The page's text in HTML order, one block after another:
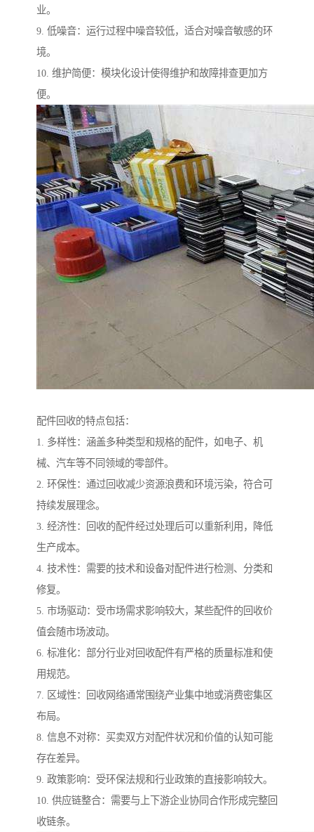
业。
9. 低噪音：运行过程中噪音较低，适合对噪音敏感的环
境。
10. 维护简便：模块化设计使得维护和故障排查更加方
便。
配件回收的特点包括：
1. 多样性：涵盖多种类型和规格的配件，如电子、机
械、汽车等不同领域的零部件。
2. 环保性：通过回收减少资源浪费和环境污染，符合可
持续发展理念。
3. 经济性：回收的配件经过处理后可以重新利用，降低
生产成本。
4. 技术性：需要的技术和设备对配件进行检测、分类和
修复。
5. 市场驱动：受市场需求影响较大，某些配件的回收价
值会随市场波动。
6. 标准化：部分行业对回收配件有严格的质量标准和使
用规范。
7. 区域性：回收网络通常围绕产业集中地或消费密集区
布局。
8. 信息不对称：买卖双方对配件状况和价值的认知可能
存在差异。
9. 政策影响：受环保法规和行业政策的直接影响较大。
10. 供应链整合：需要与上下游企业协同合作形成完整回
收链条。